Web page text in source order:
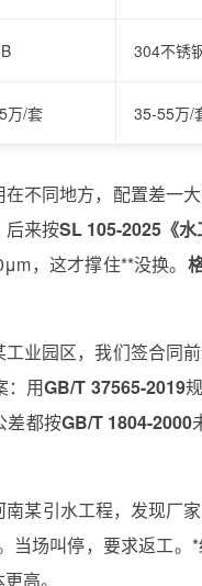
304不锈
万/套 35-55万/
不同地方，配置差一
后来按SL 105-2025《水
，这才撑住**没换。
业园区，我们签合同
：用GB/T 37565-2019
差都按GB/T 1804-2000
某引水工程，发现厂
当场叫停，要求返工。
高。